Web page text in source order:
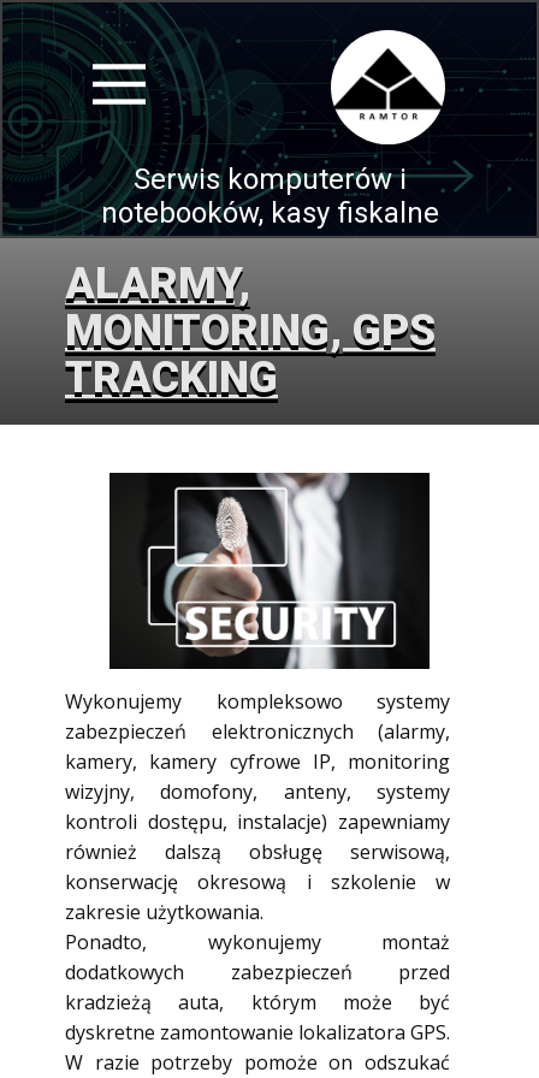
Serwis komputerów i
notebooków, kasy fiskalne
ALARMY,
MONITORING, GPS
TRACKING
Wykonujemy kompleksowo systemy
zabezpieczeń elektronicznych (alarmy,
kamery, kamery cyfrowe IP, monitoring
wizyjny, domofony, anteny, systemy
kontroli dostępu, instalacje) zapewniamy
również dalszą obsługę serwisową,
konserwację okresową i szkolenie w
zakresie użytkowania.
Ponadto, wykonujemy montaż
dodatkowych zabezpieczeń przed
kradzieżą auta, którym może być
dyskretne zamontowanie lokalizatora GPS.
W razie potrzeby pomoże on odszukać